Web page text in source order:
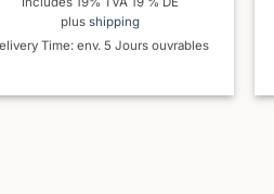
plus shipping
Time: env. 5 Jours ouvrables